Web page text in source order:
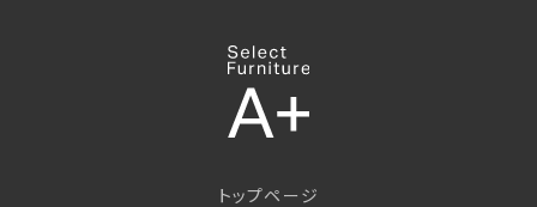
トップページ